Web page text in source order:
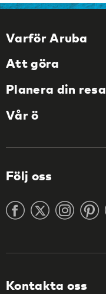
Varför Aruba
Att göra
Planera din resa
Vår ö
Följ oss
Kontakta oss